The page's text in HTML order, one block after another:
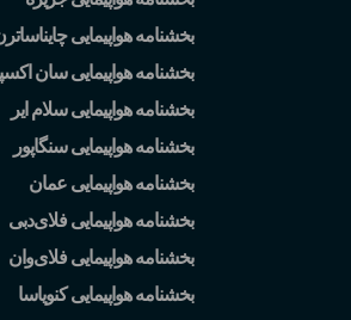
بخشنامه هواپیمایی
بخشنامه هواپیمایی سان
بخشنامه هواپیمایی سلام ایر
بخشنامه هواپیمایی سنگاپور
بخشنامه هواپیمایی عمان
بخشنامه هواپیمایی فلایدبی
بخشنامه هواپیمایی فلایوان
بخشنامه هواپیمایی کنویاسا